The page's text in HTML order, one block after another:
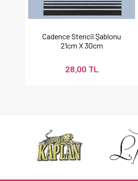
Cadence Stencil Şablonu
21cm X 30cm
28,00 TL